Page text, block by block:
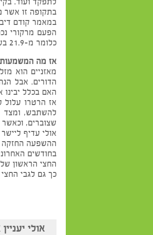
אז שוב כמנהגו מרקורי
שלוש פעמים בשנה
האלקטרונית ובין
לתפקד ועוד. בקיצור
במאמר קודם דיברנו על ה-18.9 בו שבתאי נכנס סופית לקשת, אבל באותו היום התחיל גם
אז מה המשמעות של
מאזניים הוא מזל של
הדורים. אבל הנה
האם בכלל יבינו
אז הרטרו עלול
להשתבש, ומצד שני
בחודשים האחרונים
כך גם לגבי החצי